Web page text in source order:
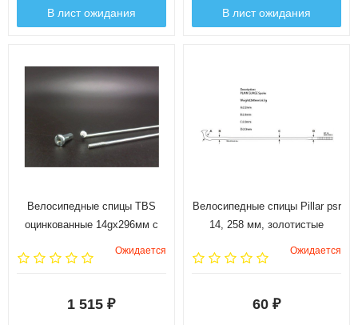
В лист ожидания В лист ожидания
Велосипедные спицы TBS
оцинкованные 14gx296мм с
Ожидается
1 515 ₽
Велосипедные спицы Pillar psr
14, 258 мм, золотистые
Ожидается
60 ₽